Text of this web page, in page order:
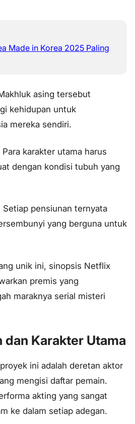
Made in Korea 2025 Paling
asing tersebut
kehidupan untuk
mereka sendiri.
karakter utama harus
dengan kondisi tubuh yang
Setiap pensiunan ternyata
yang berguna untuk
unik ini, sinopsis Netflix
premis yang
maraknya serial misteri
dan Karakter Utama
ini adalah deretan aktor
mengisi daftar pemain.
akting yang sangat
ke dalam setiap adegan.